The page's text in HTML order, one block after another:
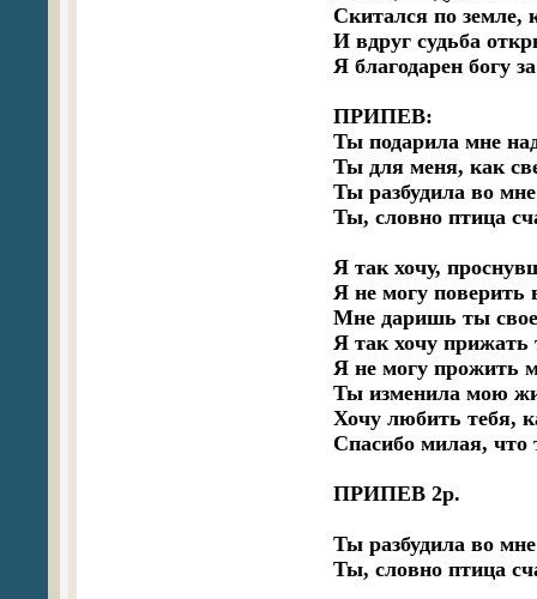
Скитался по земле,
И вдруг судьба
Я благодарен богу
ПРИПЕВ:
Ты подарила мне
Ты для меня, как
Ты разбудила во
Ты, словно птица
Я так хочу,
Я не могу поверить
Мне даришь ты
Я так хочу прижать
Я не могу прожить
Ты изменила мою
Хочу любить тебя,
Спасибо милая,
ПРИПЕВ 2р.
Ты разбудила во
Ты, словно птица